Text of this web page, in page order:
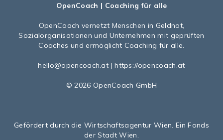
OpenCoach | Coaching für alle
OpenCoach vernetzt Menschen in Geldnot,
Sozialorganisationen und Unternehmen mit geprüften
Coaches und ermöglicht Coaching für alle.
hello@opencoach.at |https://opencoach.at
© 2026 OpenCoach GmbH
Gefördert durch die Wirtschaftsagentur Wien. Ein Fonds
der Stadt Wien.